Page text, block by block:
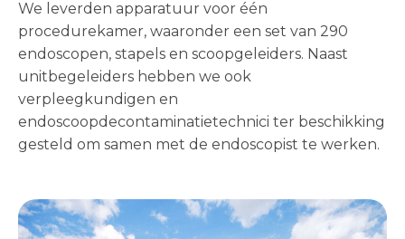
We leverden apparatuur voor één
procedurekamer, waaronder een set van 290
endoscopen, stapels en scoopgeleiders. Naast
unitbegeleiders hebben we ook
verpleegkundigen en
endoscoopdecontaminatietechnici ter beschikking
gesteld om samen met de endoscopist te werken.